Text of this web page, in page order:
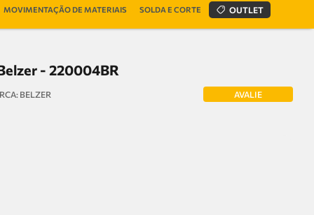
MOVIMENTAÇÃO DE MATERIAIS SOLDA E CORTE OUTLET
- 220004BR
BELZER AVALIE